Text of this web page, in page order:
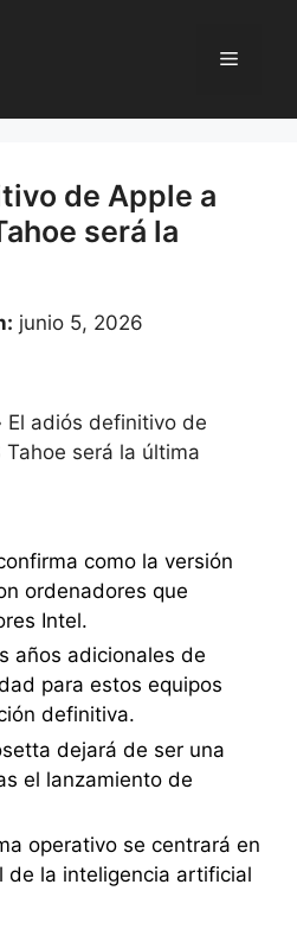
Menú
de Apple a
será la
junio 5, 2026
El adiós definitivo de
será la última
como la versión
ordenadores que
Intel.
años adicionales de
para estos equipos
definitiva.
dejará de ser una
el lanzamiento de
operativo se centrará en
de la inteligencia artificial